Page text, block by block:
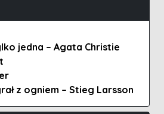
jedna – Agata Christie
z ogniem – Stieg Larsson